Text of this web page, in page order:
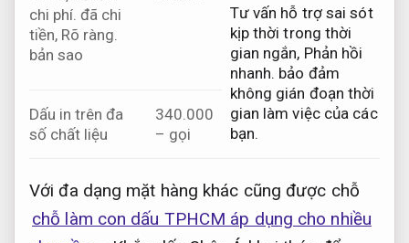
Tư vấn hỗ trợ sai sót
kịp thời trong thời
gian ngắn, Phản hồi
nhanh. bảo đảm
không gián đoạn thời
gian làm việc của các
bạn.
chi phí. đã chi
tiền, Rõ ràng.
bản sao
Dấu in trên đa
số chất liệu
340.000
– gọi
Với đa dạng mặt hàng khác cũng được chỗ
chỗ làm con dấu TPHCM áp dụng cho nhiều